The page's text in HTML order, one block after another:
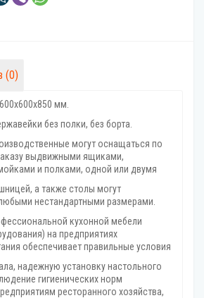
(0)
мм.
без полки, без борта.
могут оснащаться по
выдвижными ящиками,
и полками, одной или двумя
а также столы могут
нестандартными размерами.
кухонной мебели
на предприятиях
обеспечивает правильные условия
надежную установку настольного
гигиенических норм
ресторанного хозяйства,